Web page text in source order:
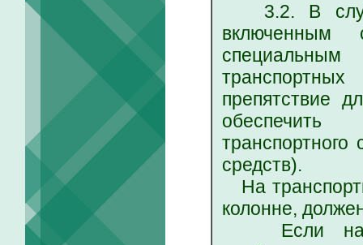
3.2. В
препятствие
обеспечить
средств).
На
колонне,
Если на